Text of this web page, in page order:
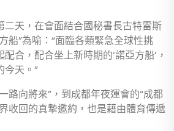
二天，在會面結合國秘書長古特雷斯
船”為喻：“面臨各類緊急全球性挑
合，配合坐上新時期的‘諾亞方船’，
今天。”
路向將來”，到成都年夜運會的“成都
收回的真摯邀約，也是藉由體育傳遞